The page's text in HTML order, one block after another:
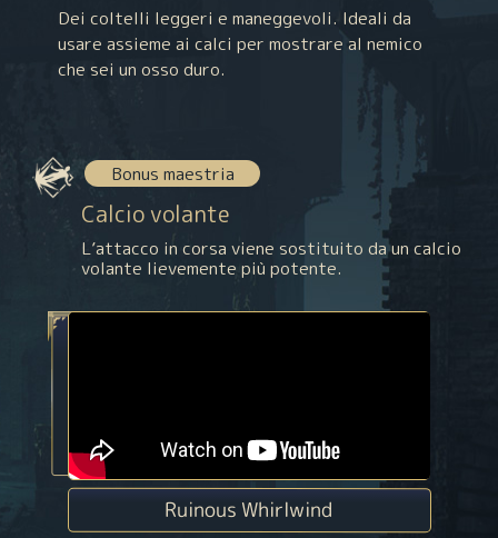
Dei coltelli leggeri e maneggevoli. Ideali da
usare assieme ai calci per mostrare al nemico
che sei un osso duro.
Bonus maestria
Calcio volante
L’attacco in corsa viene sostituito da un calcio
volante lievemente più potente.
Ruinous Whirlwind